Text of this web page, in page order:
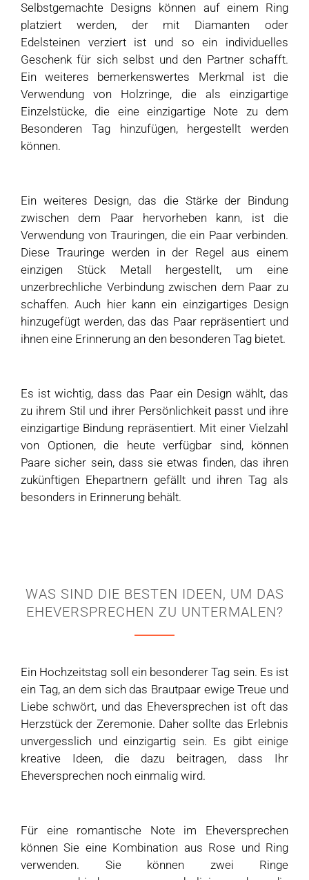
Selbstgemachte Designs können auf einem Ring
platziert werden, der mit Diamanten oder
Edelsteinen verziert ist und so ein individuelles
Geschenk für sich selbst und den Partner schafft.
Ein weiteres bemerkenswertes Merkmal ist die
Verwendung von Holzringe, die als einzigartige
Einzelstücke, die eine einzigartige Note zu dem
Besonderen Tag hinzufügen, hergestellt werden
können.
Ein weiteres Design, das die Stärke der Bindung
zwischen dem Paar hervorheben kann, ist die
Verwendung von Trauringen, die ein Paar verbinden.
Diese Trauringe werden in der Regel aus einem
einzigen Stück Metall hergestellt, um eine
unzerbrechliche Verbindung zwischen dem Paar zu
schaffen. Auch hier kann ein einzigartiges Design
hinzugefügt werden, das das Paar repräsentiert und
ihnen eine Erinnerung an den besonderen Tag bietet.
Es ist wichtig, dass das Paar ein Design wählt, das
zu ihrem Stil und ihrer Persönlichkeit passt und ihre
einzigartige Bindung repräsentiert. Mit einer Vielzahl
von Optionen, die heute verfügbar sind, können
Paare sicher sein, dass sie etwas finden, das ihren
zukünftigen Ehepartnern gefällt und ihren Tag als
besonders in Erinnerung behält.
WAS SIND DIE BESTEN IDEEN, UM DAS
EHEVERSPRECHEN ZU UNTERMALEN?
Ein Hochzeitstag soll ein besonderer Tag sein. Es ist
ein Tag, an dem sich das Brautpaar ewige Treue und
Liebe schwört, und das Eheversprechen ist oft das
Herzstück der Zeremonie. Daher sollte das Erlebnis
unvergesslich und einzigartig sein. Es gibt einige
kreative Ideen, die dazu beitragen, dass Ihr
Eheversprechen noch einmalig wird.
Für eine romantische Note im Eheversprechen
können Sie eine Kombination aus Rose und Ring
verwenden. Sie können zwei Ringe